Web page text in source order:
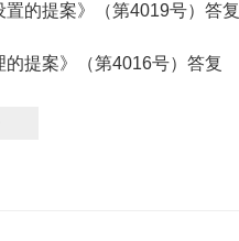
的提案》（第4019号）答复
提案》（第4016号）答复